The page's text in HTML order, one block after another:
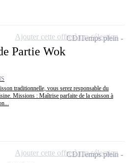
Partie Wok
traditionnelle, vous serez responsable du
Missions : Maîtrise parfaite de la cuisson à
CDITemps plein
Ajouter cette offre à ma sélection
CDITemps plein
Ajouter cette offre à ma sélection